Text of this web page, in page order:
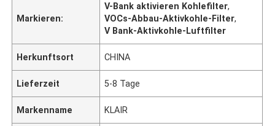
Markieren:
V-Bank aktivieren Kohlefilter,
VOCs-Abbau-Aktivkohle-Filter,
V Bank-Aktivkohle-Luftfilter
Herkunftsort CHINA
Lieferzeit 5-8 Tage
Markenname KLAIR